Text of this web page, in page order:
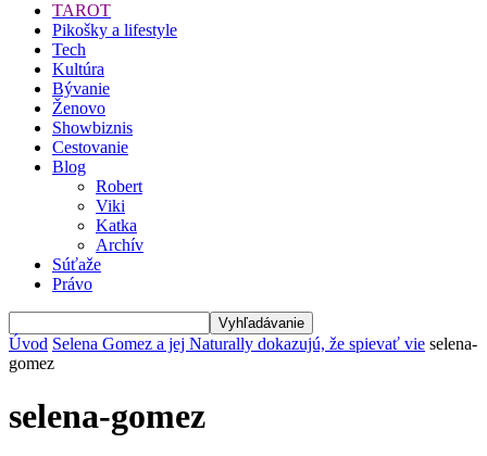
TAROT
Pikošky a lifestyle
Tech
Kultúra
Bývanie
Ženovo
Showbiznis
Cestovanie
Blog
Robert
Viki
Katka
Archív
Súťaže
Právo
Úvod Selena Gomez a jej Naturally dokazujú, že spievať vie selena-
gomez
selena-gomez